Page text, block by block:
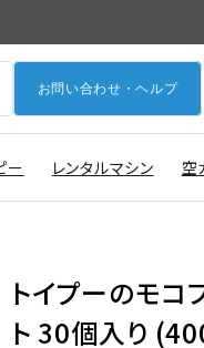
お問い合わせ・ヘルプ
ー レンタルマシン 空
トイプーのモコ
ト 30個入り